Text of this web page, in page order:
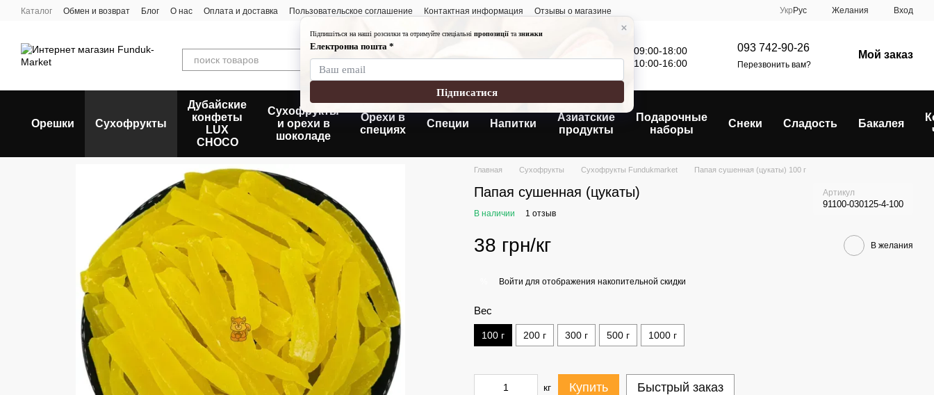
Перейти к основному контенту
Каталог Обмен и возврат Блог О нас Оплата и доставка Пользовательское соглашение Контактная информация Отзывы о магазине Укр Рус Желания Вход
График работы:
Понедельник-пятница: 09:00-18:00
Суббота- воскресенье: 10:00-16:00
093 742-90-26
Перезвонить вам?
Мой заказ
Орешки Сухофрукты
Дубайские
конфеты
LUX
CHOCO
Сухофрукты
и орехи в
шоколаде
Орехи в
специях
Специи Напитки
Азиатские
продукты
Подарочные
наборы
Снеки Сладость Бакалея
Главная Сухофрукты Сухофрукты Fundukmarket Папая сушенная (цукаты) 100 г
Папая сушенная (цукаты) Артикул
91100-030125-4-100
В наличии 1 отзыв
38 грн/кг В желания
Войти для отображения накопительной скидки
Вес
100 г 200 г 300 г 500 г 1000 г
кг Купить Быстрый заказ